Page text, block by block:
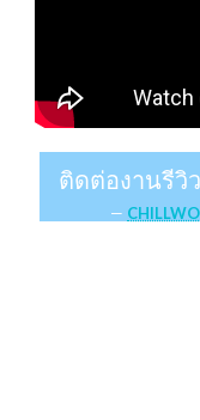
ติดต่องานรีวิว